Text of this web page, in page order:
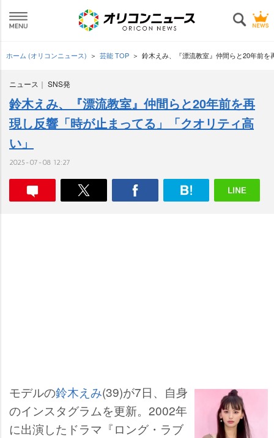
ホーム (オリコンニュース) 芸能 TOP 鈴木えみ、『漂流教室』仲間らと20年前
ニュース SNS発
鈴木えみ、『漂流教室』仲間らと20年前を再
現し反響「時が止まってる」「クオリティ高
い」
2025-07-08 12:27
モデルの鈴木えみ(39)が7日、自身
のインスタグラムを更新。2002年
に出演したドラマ『ロング・ラブ